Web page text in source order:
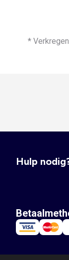
*
Hulp